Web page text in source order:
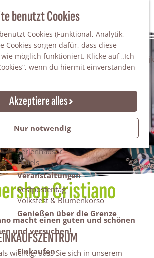
benutzt Cookies
Cookies (Funktional, Analytik,
Cookies sorgen dafür, dass diese
möglich funktioniert. Klicke auf „Ich
wenn du hiermit einverstanden
Akzeptiere alles
Nur notwendig
Da staunt man!
Freiheitsbäume
Natur
Naturgebiete
Nationaler Landschaftspark Winterswijk
Der Steingrube
Gärten & Parks
Übernachten
Campingplätze & Ferienparks
Gruppenunterkünfte
Bed & Breakfasts
Ferienhäuser
Hotels
Veranstaltungen
Restpostentag
Volksfest & Blumenkorso
Genießen über die Grenze
Einkaufen
Cristiano
macht einen guten und schönen
und versuchen!
wichtig, dass Sie sich in unserem